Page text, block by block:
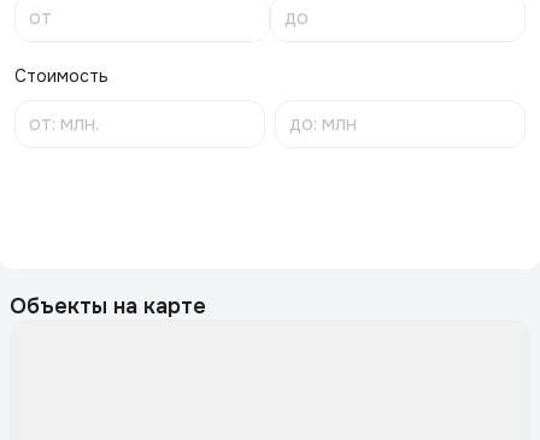
Стоимость
Объекты на карте